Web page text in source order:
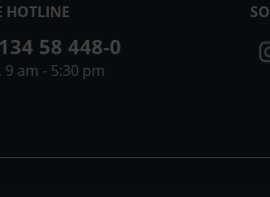
HOTLINE
58 448-0
9 am - 5:30 pm